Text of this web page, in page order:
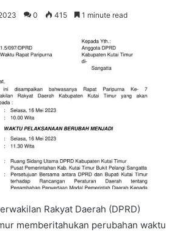
0 415 1 minute read
Rakyat Daerah (DPRD)
memberitahukan perubahan waktu